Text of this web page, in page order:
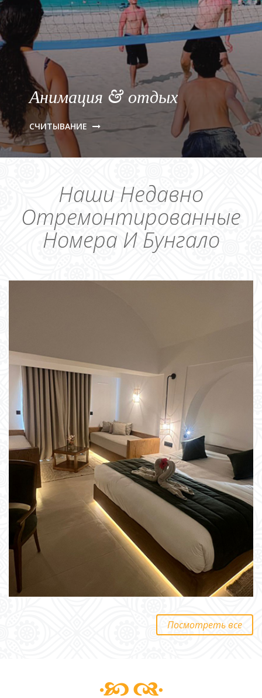
Анимация & отдых
СЧИТЫВАНИЕ
Наши Недавно
Отремонтированные
Номера И Бунгало
Посмотреть все